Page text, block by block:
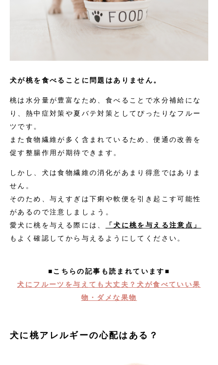
犬が桃を食べることに問題はありません。
桃は水分量が豊富なため、食べることで水分補給にな
り、熱中症対策や夏バテ対策としてぴったりなフルー
ツです。
また食物繊維が多く含まれているため、便通の改善を
促す整腸作用が期待できます。
しかし、犬は食物繊維の消化があまり得意ではありま
せん。
そのため、与えすぎは下痢や軟便を引き起こす可能性
があるので注意しましょう。
愛犬に桃を与える際には、
「犬に桃を与える注意点」
もよく確認してから与えるようにしてください。
■こちらの記事も読まれています■
犬にフルーツを与えても大丈夫？犬が食べていい果
物・ダメな果物
犬に桃アレルギーの心配はある？